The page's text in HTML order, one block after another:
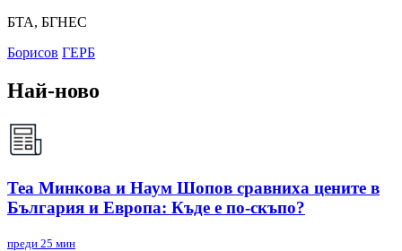
БТА, БГНЕС
Борисов ГЕРБ
Най-ново
Теа Минкова и Наум Шопов сравниха цените в
България и Европа: Къде е по-скъпо?
преди 25 мин